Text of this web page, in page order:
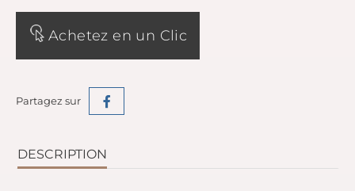
Achetez en un Clic
Partagez sur
DESCRIPTION